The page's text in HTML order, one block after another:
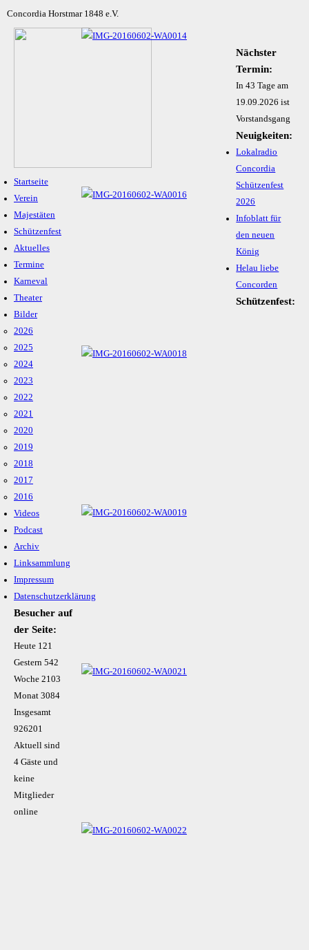
Concordia Horstmar 1848 e.V.
Startseite
Verein
Majestäten
Schützenfest
Aktuelles
Termine
Karneval
Theater
Bilder
2026
2025
2024
2023
2022
2021
2020
2019
2018
2017
2016
Videos
Podcast
Archiv
Linksammlung
Impressum
Datenschutzerklärung
Besucher auf
der Seite:
Heute 121
Gestern 542
Woche 2103
Monat 3084
Insgesamt
926201
Aktuell sind
4 Gäste und
keine
Mitglieder
online
Nächster
Termin:
In 43 Tage am
19.09.2026 ist
Vorstandsgang
Neuigkeiten:
Lokalradio
Concordia
Schützenfest
2026
Infoblatt für
den neuen
König
Helau liebe
Concorden
Schützenfest: